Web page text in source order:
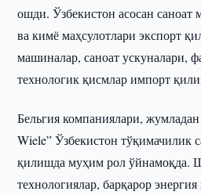
ошди. Ўзбекистон асосан саноат
ва кимё маҳсулотлари экспорт
машиналар, саноат ускуналари,
технологик қисмлар импорт
Бельгия компаниялари,
Wiele” Ўзбекистон тўқимачилик
қилишда муҳим рол ўйнамоқда.
технологиялар, барқарор